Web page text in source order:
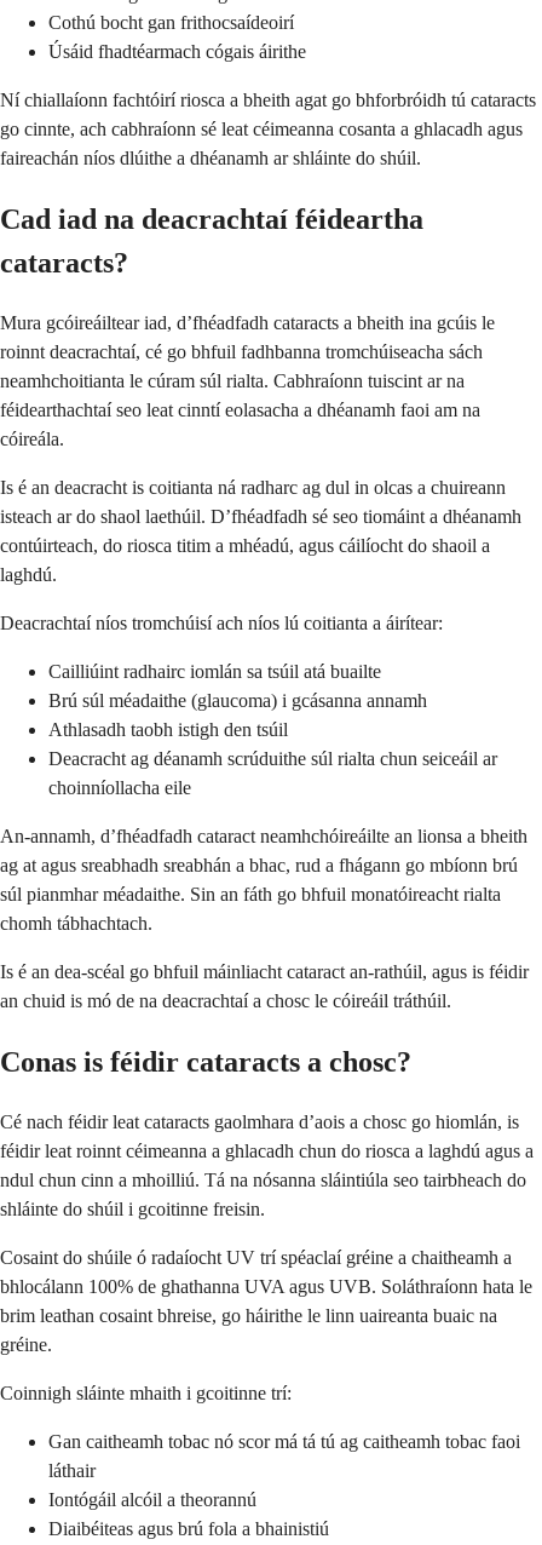
Cothú bocht gan frithocsaídeoirí
Úsáid fhadtéarmach cógais áirithe
Ní chiallaíonn fachtóirí riosca a bheith agat go bhforbróidh tú cataracts
go cinnte, ach cabhraíonn sé leat céimeanna cosanta a ghlacadh agus
faireachán níos dlúithe a dhéanamh ar shláinte do shúil.
Cad iad na deacrachtaí féideartha
cataracts?
Mura gcóireáiltear iad, d’fhéadfadh cataracts a bheith ina gcúis le
roinnt deacrachtaí, cé go bhfuil fadhbanna tromchúiseacha sách
neamhchoitianta le cúram súl rialta. Cabhraíonn tuiscint ar na
féidearthachtaí seo leat cinntí eolasacha a dhéanamh faoi am na
cóireála.
Is é an deacracht is coitianta ná radharc ag dul in olcas a chuireann
isteach ar do shaol laethúil. D’fhéadfadh sé seo tiomáint a dhéanamh
contúirteach, do riosca titim a mhéadú, agus cáilíocht do shaoil a
laghdú.
Deacrachtaí níos tromchúisí ach níos lú coitianta a áirítear:
Cailliúint radhairc iomlán sa tsúil atá buailte
Brú súl méadaithe (glaucoma) i gcásanna annamh
Athlasadh taobh istigh den tsúil
Deacracht ag déanamh scrúduithe súl rialta chun seiceáil ar
choinníollacha eile
An-annamh, d’fhéadfadh cataract neamhchóireáilte an lionsa a bheith
ag at agus sreabhadh sreabhán a bhac, rud a fhágann go mbíonn brú
súl pianmhar méadaithe. Sin an fáth go bhfuil monatóireacht rialta
chomh tábhachtach.
Is é an dea-scéal go bhfuil máinliacht cataract an-rathúil, agus is féidir
an chuid is mó de na deacrachtaí a chosc le cóireáil tráthúil.
Conas is féidir cataracts a chosc?
Cé nach féidir leat cataracts gaolmhara d’aois a chosc go hiomlán, is
féidir leat roinnt céimeanna a ghlacadh chun do riosca a laghdú agus a
ndul chun cinn a mhoilliú. Tá na nósanna sláintiúla seo tairbheach do
shláinte do shúil i gcoitinne freisin.
Cosaint do shúile ó radaíocht UV trí spéaclaí gréine a chaitheamh a
bhlocálann 100% de ghathanna UVA agus UVB. Soláthraíonn hata le
brim leathan cosaint bhreise, go háirithe le linn uaireanta buaic na
gréine.
Coinnigh sláinte mhaith i gcoitinne trí:
Gan caitheamh tobac nó scor má tá tú ag caitheamh tobac faoi
láthair
Iontógáil alcóil a theorannú
Diaibéiteas agus brú fola a bhainistiú